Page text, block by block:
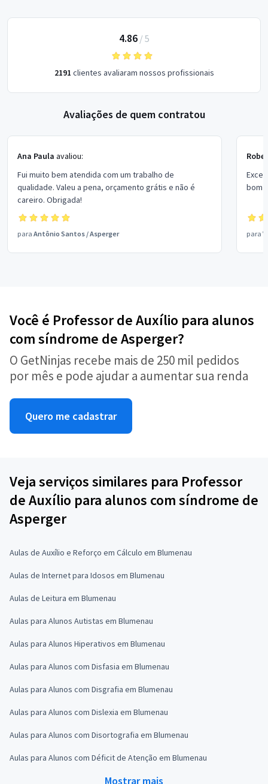
4.86/ 5
2191 clientes avaliaram nossos profissionais
Avaliações de quem contratou
Ana Paula avaliou:
Fui muito bem atendida com um trabalho de
qualidade. Valeu a pena, orçamento grátis e não é
careiro. Obrigada!
para Antônio Santos /Asperger
bom
para
Você é Professor de Auxílio para alunos
com síndrome de Asperger?
O GetNinjas recebe mais de 250 mil pedidos
por mês e pode ajudar a aumentar sua renda
Quero me cadastrar
Veja serviços similares para Professor
de Auxílio para alunos com síndrome de
Asperger
Aulas de Auxílio e Reforço em Cálculo em Blumenau
Aulas de Internet para Idosos em Blumenau
Aulas de Leitura em Blumenau
Aulas para Alunos Autistas em Blumenau
Aulas para Alunos Hiperativos em Blumenau
Aulas para Alunos com Disfasia em Blumenau
Aulas para Alunos com Disgrafia em Blumenau
Aulas para Alunos com Dislexia em Blumenau
Aulas para Alunos com Disortografia em Blumenau
Aulas para Alunos com Déficit de Atenção em Blumenau
Mostrar mais